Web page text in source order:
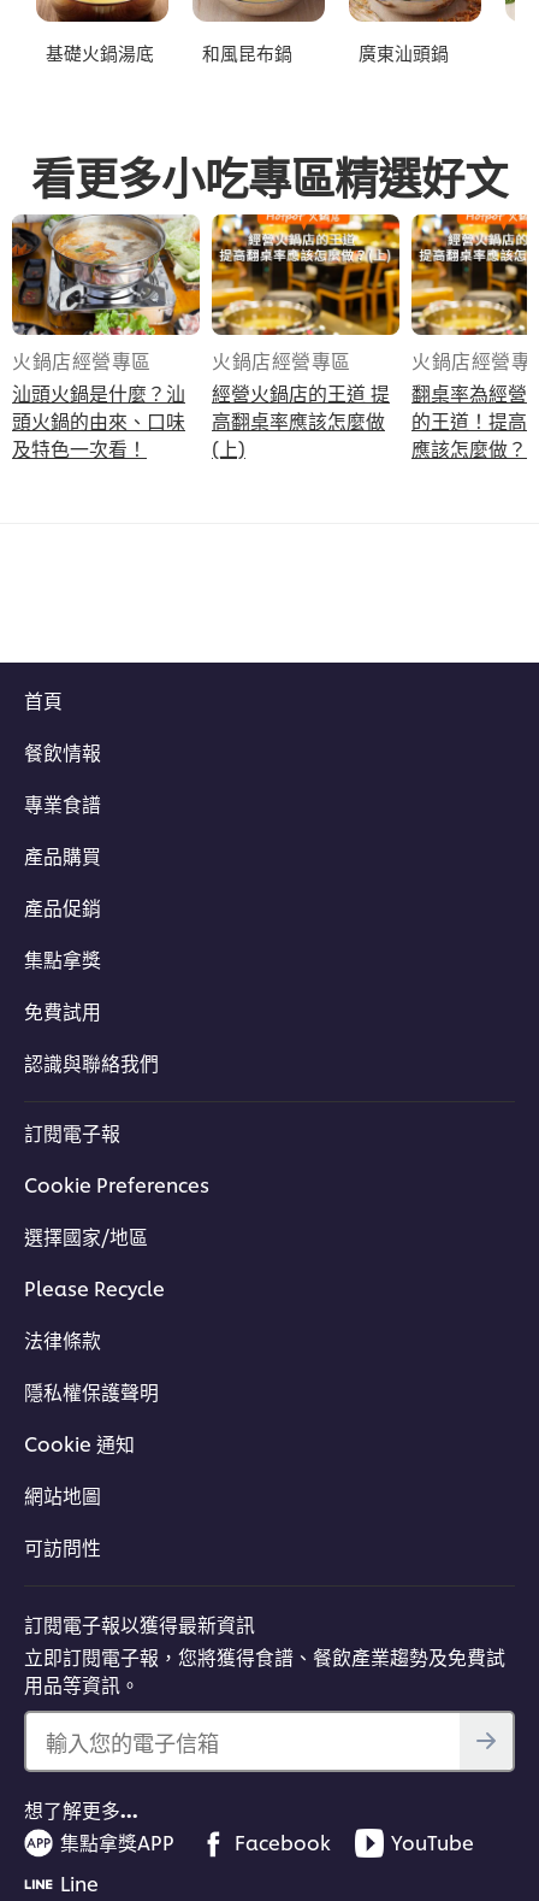
基礎火鍋湯底 和風昆布鍋 廣東汕頭鍋
看更多小吃專區精選好文
火鍋店經營專區
汕頭火鍋是什麼？汕
頭火鍋的由來、口味
及特色一次看！
火鍋店經營專區
經營火鍋店的王道 提
高翻桌率應該怎麼做
(上)
火鍋店經營專
翻桌率為經營
的王道！提高
應該怎麼做？
首頁
餐飲情報
專業食譜
產品購買
產品促銷
集點拿獎
免費試用
認識與聯絡我們
訂閱電子報
Cookie Preferences
選擇國家/地區
Please Recycle
法律條款
隱私權保護聲明
Cookie 通知
網站地圖
可訪問性
訂閱電子報以獲得最新資訊
立即訂閱電子報，您將獲得食譜、餐飲產業趨勢及免費試
用品等資訊。
輸入您的電子信箱
想了解更多…
集點拿獎APP
Facebook
YouTube
Line